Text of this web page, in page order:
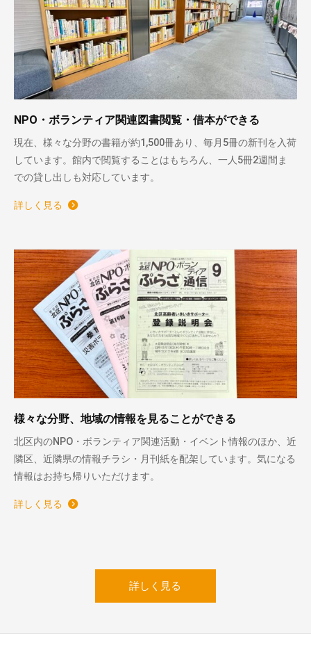
NPO・ボランティア関連図書閲覧・借本ができる
現在、様々な分野の書籍が約1,500冊あり、毎月5冊の新刊を入荷
しています。館内で閲覧することはもちろん、一人5冊2週間ま
での貸し出しも対応しています。
詳しく見る
様々な分野、地域の情報を見ることができる
北区内のNPO・ボランティア関連活動・イベント情報のほか、近
隣区、近隣県の情報チラシ・月刊紙を配架しています。気になる
情報はお持ち帰りいただけます。
詳しく見る
詳しく見る